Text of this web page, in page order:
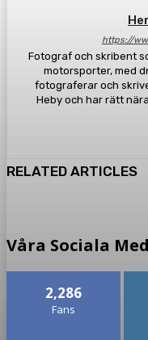
https://
Fotograf och skribent
motorsporter, med
fotograferar och
Heby och har rätt
RELATED ARTICLES
Våra Sociala
2,286
Fans